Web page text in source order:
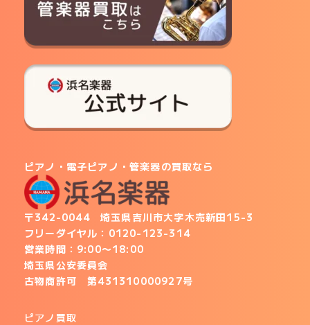
ピアノ・電子ピアノ・管楽器の買取なら
〒342-0044 埼玉県吉川市大字木売新田15-3
フリーダイヤル： 0120-123-314
営業時間：9:00〜18:00
埼玉県公安委員会
古物商許可第431310000927号
ピアノ買取